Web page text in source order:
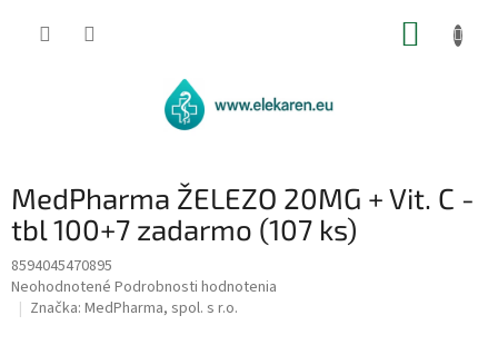
MedPharma ŽELEZO 20MG + Vit. C -
tbl 100+7 zadarmo (107 ks)
8594045470895
Priemerné
hodnotenie
Neohodnotené Podrobnosti hodnotenia
Značka: MedPharma, spol. s r.o.